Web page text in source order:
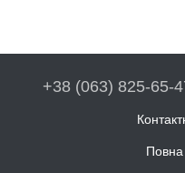
+38 (063) 825-65-
Повна